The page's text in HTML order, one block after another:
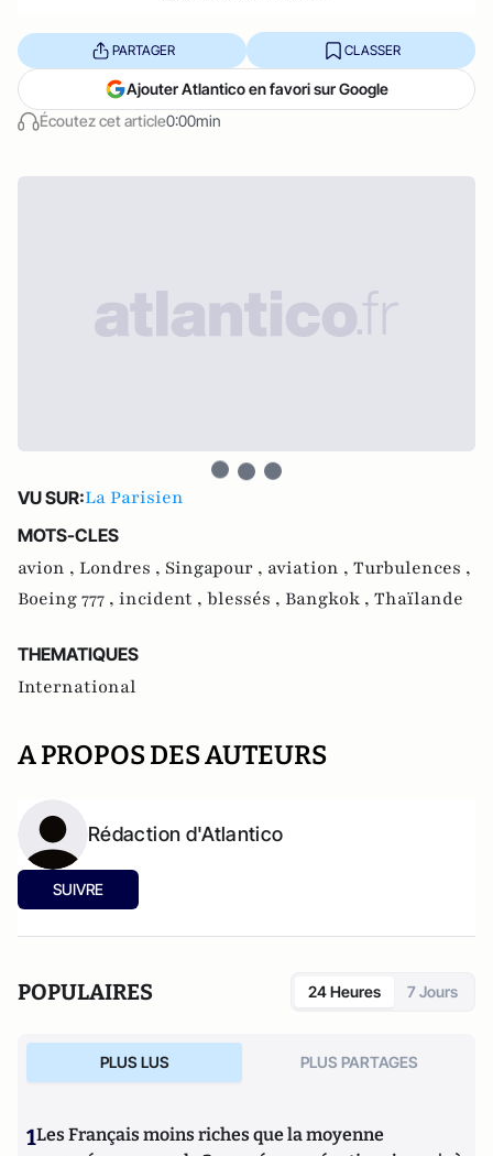
Écoutez cet article0:00min
PARTAGER CLASSER
Ajouter Atlantico en favori sur Google
VU SUR:La Parisien
MOTS-CLES
avion , Londres , Singapour , aviation , Turbulences ,
Boeing 777 , incident , blessés , Bangkok , Thaïlande
THEMATIQUES
International
A PROPOS DES AUTEURS
Rédaction d'Atlantico
SUIVRE
POPULAIRES 24 Heures 7 Jours
PLUS LUS PLUS PARTAGES
1Les Français moins riches que la moyenne